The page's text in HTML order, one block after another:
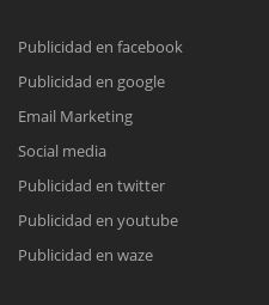
Meet para
Todos nuestros ejecutivos están
Publicidad en facebook
Publicidad en google
Email Marketing
Social media
Publicidad en twitter
Publicidad en youtube
Publicidad en waze